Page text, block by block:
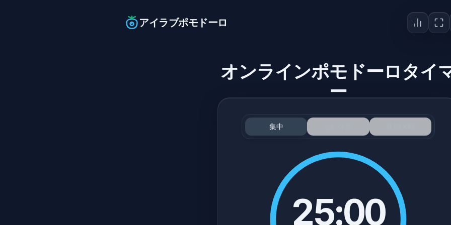
アイラブポモドーロ
オンラインポモドーロタイ
ー
集中
25:00